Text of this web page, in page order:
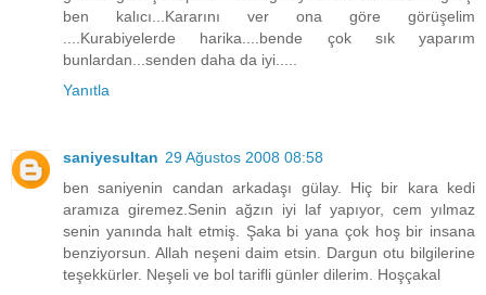
ben kalıcı...Kararını ver ona göre görüşelim
....Kurabiyelerde harika....bende çok sık yaparım
bunlardan...senden daha da iyi.....
Yanıtla
saniyesultan 29 Ağustos 2008 08:58
ben saniyenin candan arkadaşı gülay. Hiç bir kara kedi
aramıza giremez.Senin ağzın iyi laf yapıyor, cem yılmaz
senin yanında halt etmiş. Şaka bi yana çok hoş bir insana
benziyorsun. Allah neşeni daim etsin. Dargun otu bilgilerine
teşekkürler. Neşeli ve bol tarifli günler dilerim. Hoşçakal